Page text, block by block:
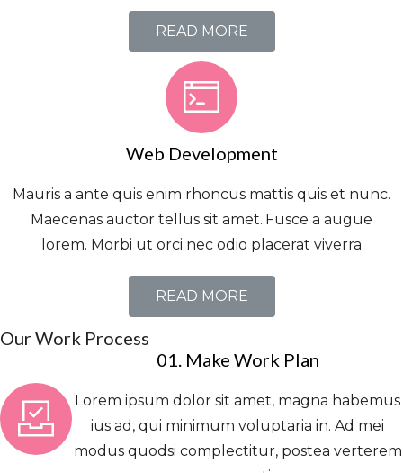
READ MORE
Web Development
Mauris a ante quis enim rhoncus mattis quis et nunc.
Maecenas auctor tellus sit amet..Fusce a augue
lorem. Morbi ut orci nec odio placerat viverra
READ MORE
Our Work Process
01. Make Work Plan
Lorem ipsum dolor sit amet, magna habemus
ius ad, qui minimum voluptaria in. Ad mei
modus quodsi complectitur, postea verterem